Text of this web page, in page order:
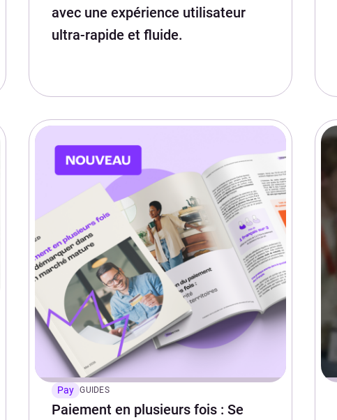
avec une expérience utilisateur
ultra-rapide et fluide.
Pay GUIDES
Paiement en plusieurs fois : Se